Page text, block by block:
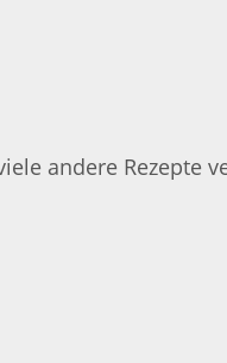
andere Rezepte